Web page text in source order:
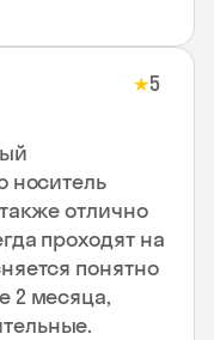
★5
носитель
отлично
проходят на
понятно
2 месяца,